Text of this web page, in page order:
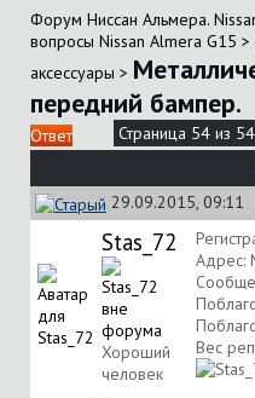
Форум Ниссан Альмера.
вопросы Nissan Almera G15 >
аксессуары >
передний бампер.
Ответ Страница 54 из 54
29.09.2015, 09:11
Stas_72
Хороший
человек
Адрес:
Вес